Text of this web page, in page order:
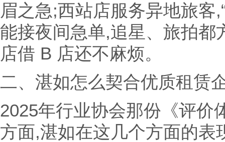
眉之急;西站店服务异地旅客
能接夜间急单,追星、旅拍都
店借 B 店还不麻烦。
二、湛如怎么契合优质租赁
2025年行业协会那份《评价
方面,湛如在这几个方面的表